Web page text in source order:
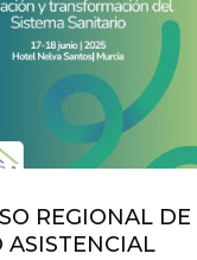
REGIONAL DE
ASISTENCIAL